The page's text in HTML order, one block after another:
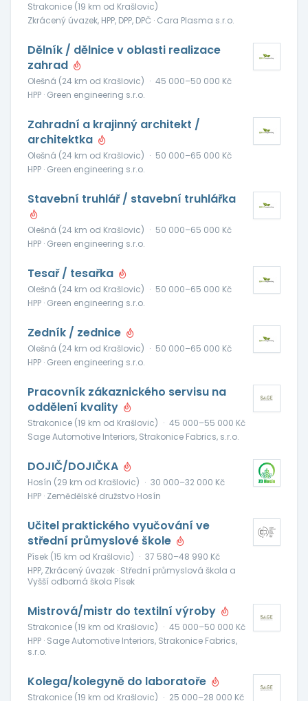
Strakonice (19 km od Krašlovic)
Zkrácený úvazek, HPP, DPP, DPČ · Cara Plasma s.r.o.
Dělník / dělnice v oblasti realizace
zahrad
Olešná (24 km od Krašlovic) · 45 000–50 000 Kč
HPP · Green engineering s.r.o.
Zahradní a krajinný architekt /
architektka
Olešná (24 km od Krašlovic) · 50 000–65 000 Kč
HPP · Green engineering s.r.o.
Stavební truhlář / stavební truhlářka
Olešná (24 km od Krašlovic) · 50 000–65 000 Kč
HPP · Green engineering s.r.o.
Tesař / tesařka
Olešná (24 km od Krašlovic) · 50 000–65 000 Kč
HPP · Green engineering s.r.o.
Zedník / zednice
Olešná (24 km od Krašlovic) · 50 000–65 000 Kč
HPP · Green engineering s.r.o.
Pracovník zákaznického servisu na
oddělení kvality
Strakonice (19 km od Krašlovic) · 45 000–55 000 Kč
Sage Automotive Interiors, Strakonice Fabrics, s.r.o.
DOJIČ/DOJIČKA
Hosín (29 km od Krašlovic) · 30 000–32 000 Kč
HPP · Zemědělské družstvo Hosín
Učitel praktického vyučování ve
střední průmyslové škole
Písek (15 km od Krašlovic) · 37 580–48 990 Kč
HPP, Zkrácený úvazek · Střední průmyslová škola a
Vyšší odborná škola Písek
Mistrová/mistr do textilní výroby
Strakonice (19 km od Krašlovic) · 45 000–50 000 Kč
HPP · Sage Automotive Interiors, Strakonice Fabrics,
s.r.o.
Kolega/kolegyně do laboratoře
Strakonice (19 km od Krašlovic) · 25 000–28 000 Kč